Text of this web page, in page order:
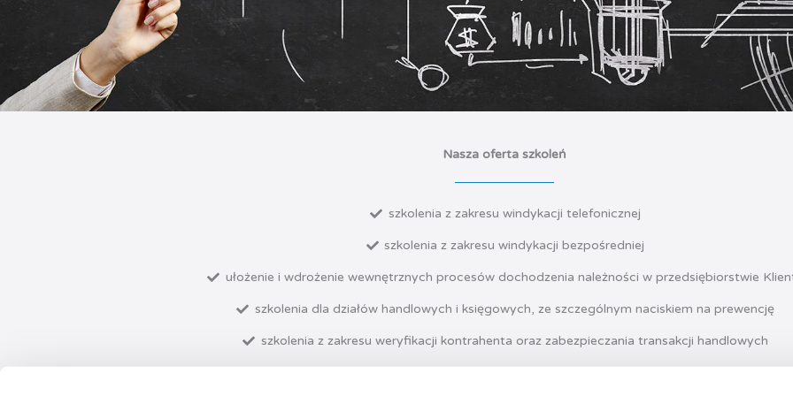
Nasza oferta szkoleń
szkolenia z zakresu windykacji telefonicznej
szkolenia z zakresu windykacji bezpośredniej
ułożenie i wdrożenie wewnętrznych procesów dochodzenia należności w przedsiębiorstwie
szkolenia dla działów handlowych i księgowych, ze szczególnym naciskiem na prewencję
szkolenia z zakresu weryfikacji kontrahenta oraz zabezpieczania transakcji handlowych